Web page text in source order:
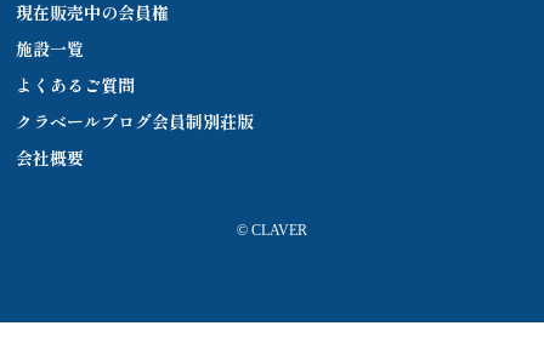
現在販売中の会員権
施設一覧
よくあるご質問
クラベールブログ会員制別荘版
会社概要
© CLAVER